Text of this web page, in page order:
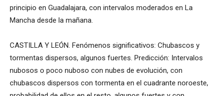
principio en Guadalajara, con intervalos moderados en La
Mancha desde la mañana.
CASTILLA Y LEÓN. Fenómenos significativos: Chubascos y
tormentas dispersos, algunos fuertes. Predicción: Intervalos
nubosos o poco nuboso con nubes de evolución, con
chubascos dispersos con tormenta en el cuadrante noroeste,